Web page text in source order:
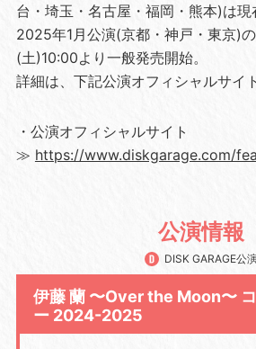
台・埼玉・名古屋・福岡・熊本)は現
2025年1月公演(京都・神戸・東京)
(土)10:00より一般発売開始。
詳細は、下記公演オフィシャルサイ
・公演オフィシャルサイト
≫ https://www.diskgarage.com/
公演情報
DISK GARAGE公
伊藤 蘭 〜Over the Moon〜
ー 2024-2025